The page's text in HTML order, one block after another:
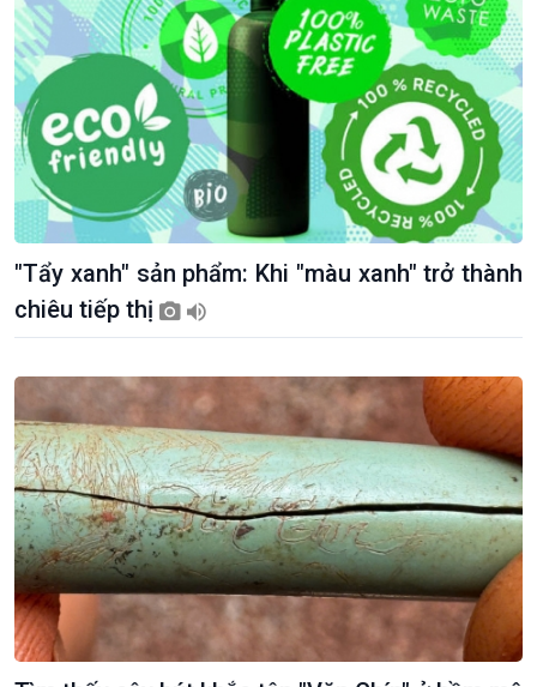
Giới thiệu
Thời sự
Thời sự 12h
Thời sự 21h30
Bản tin
Chuyên mục
Theo dòng Thời sự
"Tẩy xanh" sản phẩm: Khi "màu xanh" trở thành
chiêu tiếp thị